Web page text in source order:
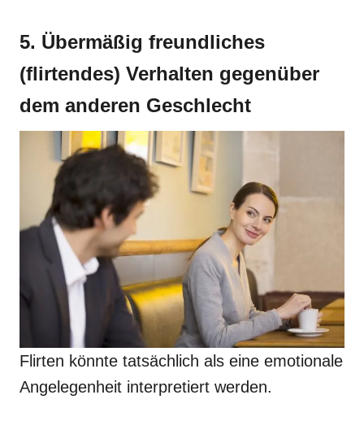
5. Übermäßig freundliches
(flirtendes) Verhalten gegenüber
dem anderen Geschlecht
Flirten könnte tatsächlich als eine emotionale
Angelegenheit interpretiert werden.